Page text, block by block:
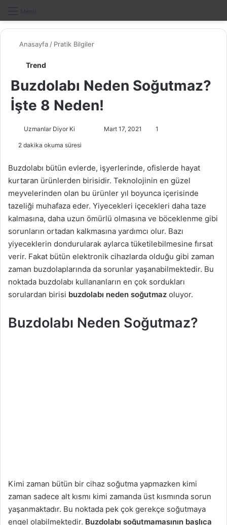
Anasayfa / Pratik Bilgiler
Trend
Buzdolabı Neden Soğutmaz?
İşte 8 Neden!
Uzmanlar Diyor Ki
l
o
w
e
-
p
o
d
e
m
Mart 17, 2021 1
2 dakika okuma süresi
Buzdolabı bütün evlerde, işyerlerinde, ofislerde hayat
kurtaran ürünlerden birisidir. Teknolojinin en güzel
meyvelerinden olan bu ürünler yıl boyunca içerisinde
tazeliği muhafaza eder. Yiyecekleri içecekleri daha taze
kalmasına, daha uzun ömürlü olmasına ve böceklenme gibi
sorunların ortadan kalkmasına yardımcı olur. Bazı
yiyeceklerin dondurularak aylarca tüketilebilmesine fırsat
verir. Fakat bütün elektronik cihazlarda olduğu gibi zaman
zaman buzdolaplarında da sorunlar yaşanabilmektedir. Bu
noktada buzdolabı kullananların en çok sordukları
sorulardan birisi buzdolabı neden soğutmaz oluyor.
Buzdolabı Neden Soğutmaz?
Kimi zaman bütün bir cihaz soğutma yapmazken kimi
zaman sadece alt kısmı kimi zamanda üst kısmında sorun
yaşanmaktadır. Bu noktada pek çok gerekçe soğutmaya
engel olabilmektedir. Buzdolabı soğutmamasının başlıca